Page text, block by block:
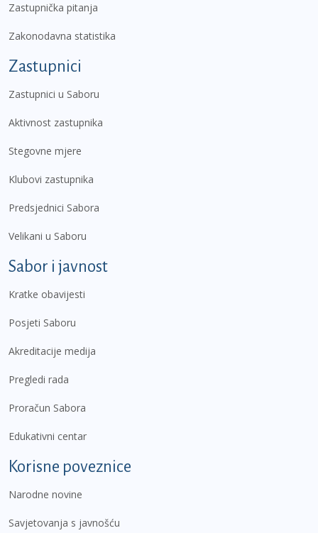
Zastupnička pitanja
Zakonodavna statistika
Zastupnici
Zastupnici u Saboru
Aktivnost zastupnika
Stegovne mjere
Klubovi zastupnika
Predsjednici Sabora
Velikani u Saboru
Sabor i javnost
Kratke obavijesti
Posjeti Saboru
Akreditacije medija
Pregledi rada
Proračun Sabora
Edukativni centar
Korisne poveznice
Narodne novine
Savjetovanja s javnošću